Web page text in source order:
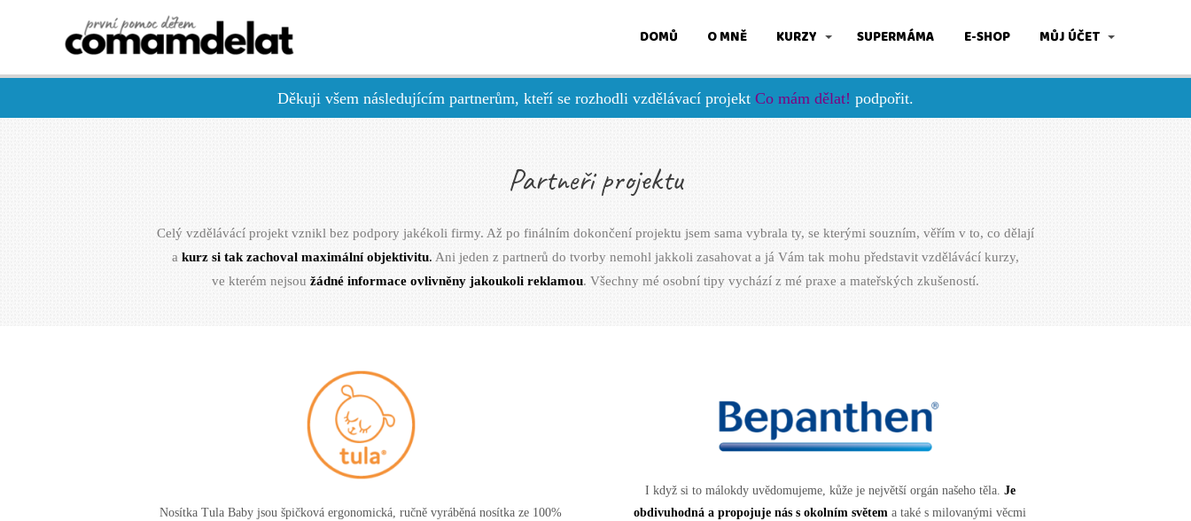
DOMŮ O MNĚ KURZY SUPERMÁMA E-SHOP MŮJ ÚČET
Děkuji všem následujícím partnerům, kteří se rozhodli vzdělávací projekt Co mám dělat! podpořit.
Partneři projektu
Celý vzdělávácí projekt vznikl bez podpory jakékoli firmy. Až po finálním dokončení projektu jsem sama vybrala ty, se kterými souzním, věřím v to, co dělají
a kurz si tak zachoval maximální objektivitu. Ani jeden z partnerů do tvorby nemohl jakkoli zasahovat a já Vám tak mohu představit vzdělávácí kurzy,
ve kterém nejsou žádné informace ovlivněny jakoukoli reklamou. Všechny mé osobní tipy vychází z mé praxe a mateřských zkušeností.
Nosítka Tula Baby jsou špičková ergonomická, ručně vyráběná nosítka ze 100%
I když si to málokdy uvědomujeme, kůže je největší orgán našeho těla. Je
obdivuhodná a propojuje nás s okolním světem a také s milovanými věcmi